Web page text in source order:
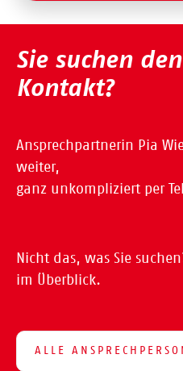
Sie suchen
Kontakt?
Ansprechpartnerin Pia
weiter,
ganz unkompliziert per
Nicht das, was Sie
im Überblick.
ALLE